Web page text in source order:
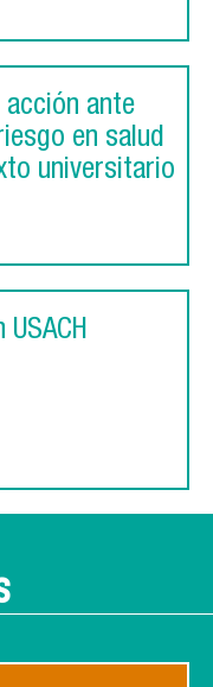
ante
en salud
universitario